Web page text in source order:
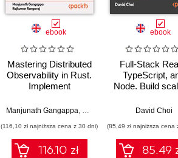
ebook
Mastering Distributed
Observability in Rust.
Implement
real-world, multi-
commerce
architecture
Manjunath Gangappa, Rajkumar Rangaraj
(116,10 zł najniższa cena z 30 dni)
116.10 zł
ebook
Full-Stack
TypeScript,
Node. Build
applications
and Docker -
Edition
David Choi
(85,49 zł najniższa cena
85.49